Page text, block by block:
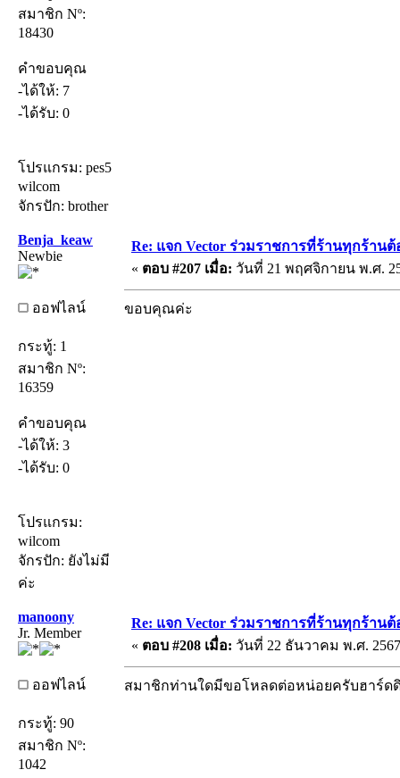
สมาชิก Nº:
18430
คำขอบคุณ
-ได้ให้: 7
-ได้รับ: 0
โปรแกรม: pes5
wilcom
จักรปัก: brother
Benja_keaw
Newbie
ออฟไลน์
กระทู้: 1
สมาชิก Nº:
16359
คำขอบคุณ
-ได้ให้: 3
-ได้รับ: 0
โปรแกรม:
wilcom
จักรปัก: ยังไม่มี
ค่ะ
Re: แจก Vector ร่วมราชการที่ร้านทุกร้าน
« ตอบ #207 เมื่อ: วันที่ 21 พฤศจิกายน พ.ศ.
ขอบคุณค่ะ
manoony
Jr. Member
ออฟไลน์
กระทู้: 90
สมาชิก Nº:
1042
Re: แจก Vector ร่วมราชการที่ร้านทุกร้าน
« ตอบ #208 เมื่อ: วันที่ 22 ธันวาคม พ.ศ.
สมาชิกท่านใดมีขอโหลดต่อหน่อยครับฮาร์